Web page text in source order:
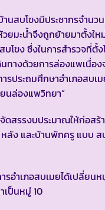
บโขงมีประชากรจำนวน
วยมะน้ำจึงถูกย้ายมาตั้งใ
โขง ซึ่งในการสำรวจที่ตั้
ทางด้วยการล่องแพเนื่อง
ประถมศึกษาอำเภอสบเ
ยนล่องแพวิทยา”
รรงบประมาณให้ก่อสร้า
ลัง และบ้านพักครู แบบ
ำเภอสบเมยได้เปลี่ยนห
เป็นหมู่ 10